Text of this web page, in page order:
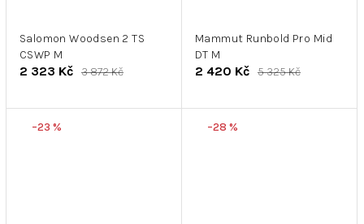
Salomon Woodsen 2 TS
CSWP M
2 323 Kč 3 872 Kč
Mammut Runbold Pro Mid
DT M
2 420 Kč 5 325 Kč
–23 % –28 %